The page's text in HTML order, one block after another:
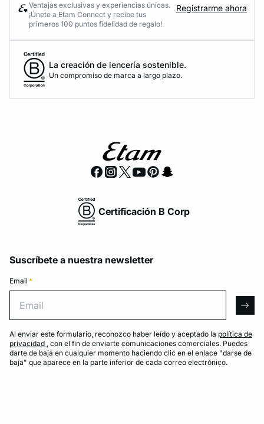
Ventajas exclusivas y experiencias únicas.
¡Únete a Etam Connect y recibe tus
primeros 100 puntos fidelidad de regalo!
Registrarme ahora
La creación de lencería sostenible.
Un compromiso de marca a largo plazo.
Certificación B Corp
Suscríbete a nuestra newsletter
Email *
Al enviar este formulario, reconozco haber leído y aceptado la política de
privacidad , con el fin de enviarte comunicaciones comerciales. Puedes
darte de baja en cualquier momento haciendo clic en el enlace "darse de
baja" que aparece en la parte inferior de cada correo electrónico.